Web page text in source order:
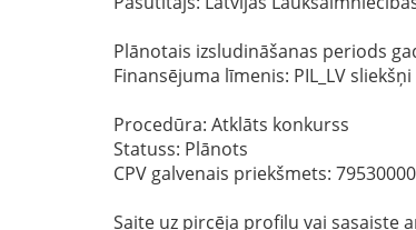
Plānotais izsludināšanas periods
Finansējuma līmenis: PIL_LV sliekšņi
Procedūra: Atklāts konkurss
Statuss: Plānots
CPV galvenais priekšmets:
Saite uz pircēja profilu vai sasaiste